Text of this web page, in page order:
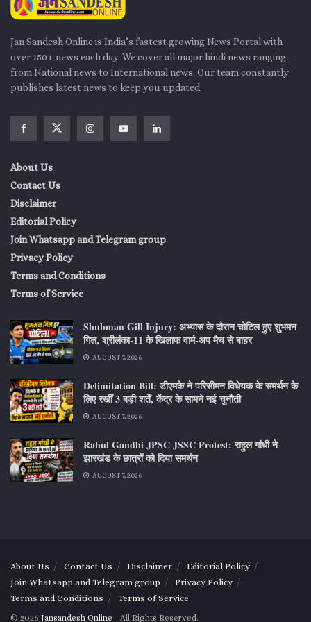
बड़ा ‘वेल्थ’ (संपत्ति) बनाना चाहते हैं, तो
सबसे अच्छा और आसान रास्ता है।
आप जिसमें भी निवेश करें, किसी के बहकावे में न आएं। अपनी सूझबूझ का
इस्तेमाल करें और जरूरत पड़े तो किसी सर्टिफाइड वित्तीय सलाहकार
(Financial Advisor) से बात जरूर करें।
Jan Sandesh Online is India’s fastest growing News Portal with
over 150+ news each day. We cover all major hindi news ranging
from National news to International news. Our team constantly
publishes latest news to keep you updated.
About Us
Contact Us
Disclaimer
Editorial Policy
Join Whatsapp and Telegram group
Privacy Policy
Terms and Conditions
Terms of Service
Shubman Gill Injury: अभ्यास के दौरान चोटिल हुए शुभमन
गिल, श्रीलंका-11 के खिलाफ वार्म-अप मैच से बाहर
AUGUST 7, 2026
Delimitation Bill: डीएमके ने परिसीमन विधेयक के समर्थन के
लिए रखीं 3 बड़ी शर्तें, केंद्र के सामने नई चुनौती
AUGUST 7, 2026
Rahul Gandhi JPSC JSSC Protest: राहुल गांधी ने
झारखंड के छात्रों को दिया समर्थन
AUGUST 7, 2026
About Us Contact Us Disclaimer
Editorial Policy
Join Whatsapp and Telegram group
Privacy Policy
Terms and Conditions
Terms of Service
© 2026 Jansandesh Online - All Rights Reserved.